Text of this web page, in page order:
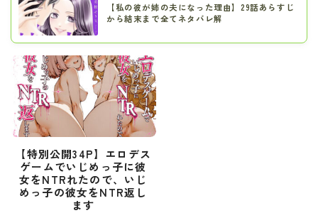
【私の彼が姉の夫になった理由】29話あらすじ
から結末まで全てネタバレ解
【特別公開34P】エロデス
ゲームでいじめっ子に彼
女をNTRれたので、いじ
めっ子の彼女をNTR返し
ます